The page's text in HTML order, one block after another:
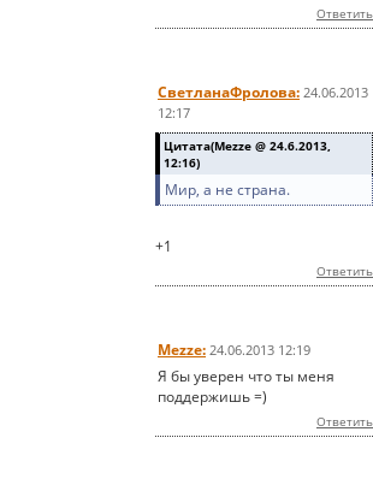
Ответить
СветланаФролова: 24.06.2013
12:17
Цитата(Mezze @ 24.6.2013,
12:16)
Мир, а не страна.
+1
Ответить
Mezze: 24.06.2013 12:19
Я бы уверен что ты меня
поддержишь =)
Ответить